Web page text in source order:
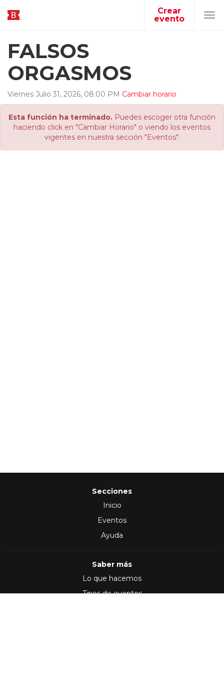
Crear
evento
FALSOS
ORGASMOS
Viernes Julio 31, 2026, 08:00 PM Cambiar horario
Esta función ha terminado. Puedes escoger otra función
haciendo click en "Cambiar Horario" o viendo los eventos
vigentes en nuestra sección "Eventos".
Secciones
Inicio
Eventos
Ayuda
Saber más
Lo que hacemos
Tipos de eventos